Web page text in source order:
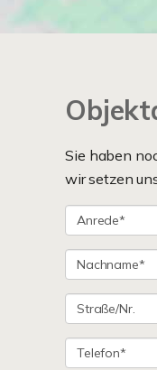
Sie haben
wir setzen